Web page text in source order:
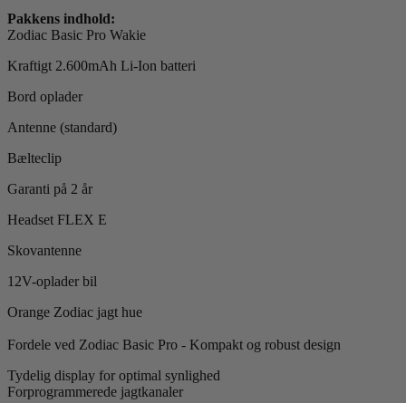
Pakkens indhold:
Zodiac Basic Pro Wakie
Kraftigt 2.600mAh Li-Ion batteri
Bord oplader
Antenne (standard)
Bælteclip
Garanti på 2 år
Headset FLEX E
Skovantenne
12V-oplader bil
Orange Zodiac jagt hue
Fordele ved Zodiac Basic Pro - Kompakt og robust design
Tydelig display for optimal synlighed
Forprogrammerede jagtkanaler